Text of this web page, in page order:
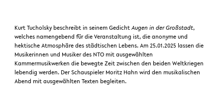
Kurt Tucholsky beschreibt in seinem Gedicht Augen in der Großstadt,
welches namengebend für die Veranstaltung ist, die anonyme und
hektische Atmosphäre des städtischen Lebens. Am 25.01.2025 lassen die
Musikerinnen und Musiker des NTO mit ausgewählten
Kammermusikwerken die bewegte Zeit zwischen den beiden Weltkriegen
lebendig werden. Der Schauspieler Moritz Hahn wird den musikalischen
Abend mit ausgewählten Texten begleiten.